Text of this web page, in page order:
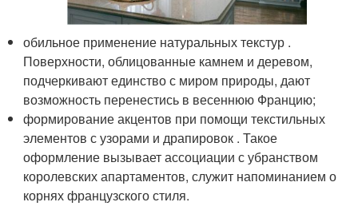
обильное применение натуральных текстур .
Поверхности, облицованные камнем и деревом,
подчеркивают единство с миром природы, дают
возможность перенестись в весеннюю Францию;
формирование акцентов при помощи текстильных
элементов с узорами и драпировок . Такое
оформление вызывает ассоциации с убранством
королевских апартаментов, служит напоминанием о
корнях французского стиля.